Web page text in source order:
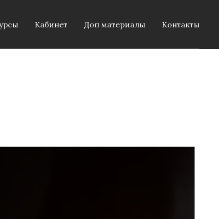
Кабинет Доп материалы Контакты